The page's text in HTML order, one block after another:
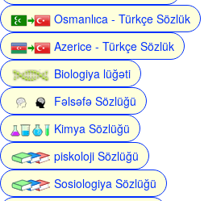
Osmanlıca - Türkçe Sözlük
Azerice - Türkçe Sözlük
Biologiya lüğəti
Fəlsəfə Sözlüğü
Kimya Sözlüğü
piskoloji Sözlüğü
Sosiologiya Sözlüğü